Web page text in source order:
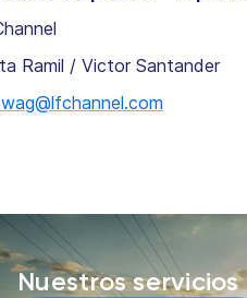
Ramil / Victor Santander
Nuestros servicios